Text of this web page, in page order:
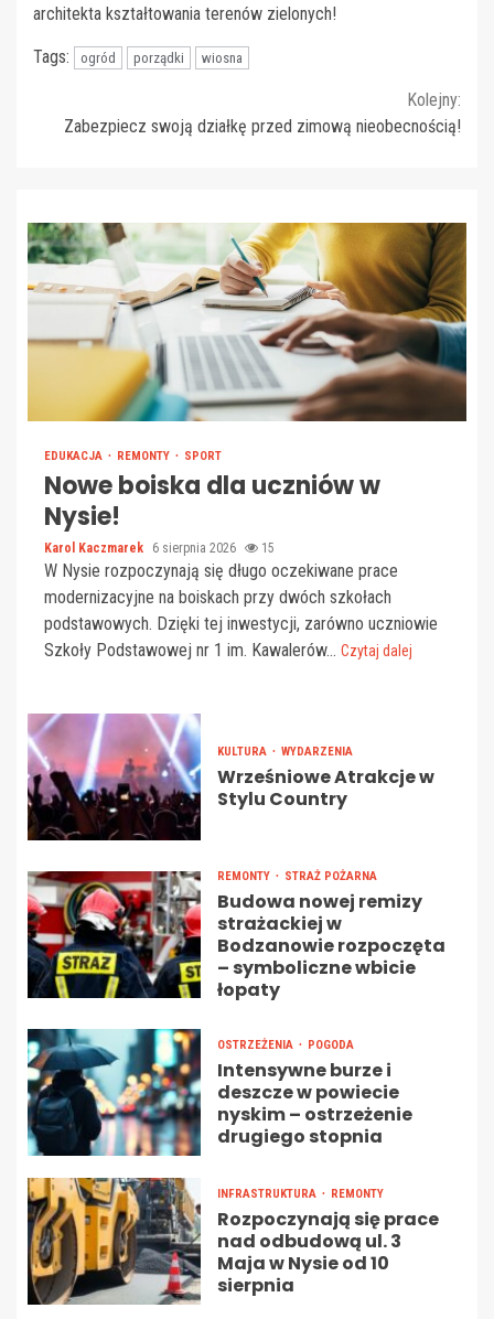
architekta kształtowania terenów zielonych!
Tags: ogród porządki wiosna
Continue
Reading
Kolejny:
Zabezpiecz swoją działkę przed zimową nieobecnością!
EDUKACJA REMONTY SPORT
Nowe boiska dla uczniów w
Nysie!
Karol Kaczmarek 6 sierpnia 2026 15
W Nysie rozpoczynają się długo oczekiwane prace
modernizacyjne na boiskach przy dwóch szkołach
podstawowych. Dzięki tej inwestycji, zarówno uczniowie
Szkoły Podstawowej nr 1 im. Kawalerów... Czytaj dalej
KULTURA WYDARZENIA
Wrześniowe Atrakcje w
Stylu Country
REMONTY STRAŻ POŻARNA
Budowa nowej remizy
strażackiej w
Bodzanowie rozpoczęta
– symboliczne wbicie
łopaty
OSTRZEŻENIA POGODA
Intensywne burze i
deszcze w powiecie
nyskim – ostrzeżenie
drugiego stopnia
INFRASTRUKTURA REMONTY
Rozpoczynają się prace
nad odbudową ul. 3
Maja w Nysie od 10
sierpnia